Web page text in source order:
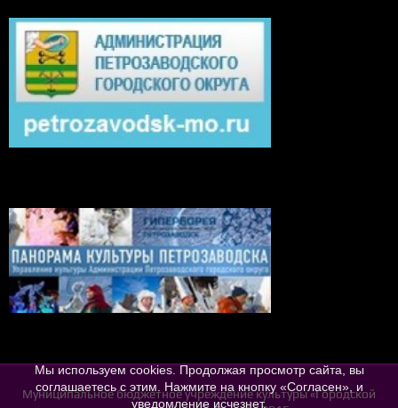
Муниципальное бюджетное учреждение культуры «Городской
Мы используем cookies. Продолжая просмотр сайта, вы
соглашаетесь с этим. Нажмите на кнопку «Согласен», и
уведомление исчезнет.